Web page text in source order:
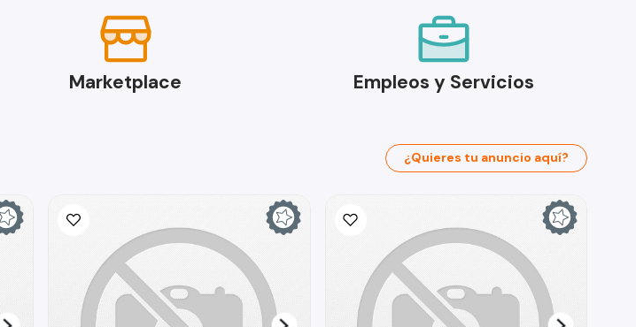
Marketplace Empleos y Servicios
¿Quieres tu anuncio aquí?